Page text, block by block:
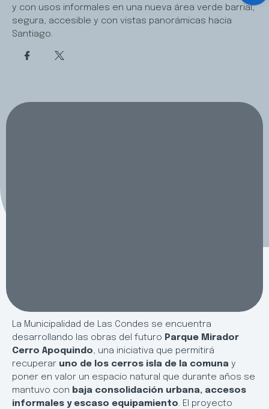
y con usos informales en una nueva área verde barrial,
segura, accesible y con vistas panorámicas hacia
Santiago.
La Municipalidad de Las Condes se encuentra
desarrollando las obras del futuro Parque Mirador
Cerro Apoquindo, una iniciativa que permitirá
recuperar uno de los cerros isla de la comuna y
poner en valor un espacio natural que durante años se
mantuvo con baja consolidación urbana, accesos
informales y escaso equipamiento. El proyecto